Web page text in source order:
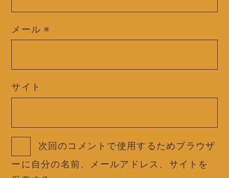
メール ※
サイト
次回のコメントで使用するためブラウザ
ーに自分の名前、メールアドレス、サイトを